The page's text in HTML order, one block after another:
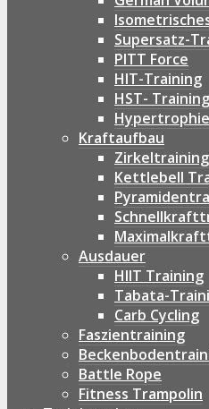
Supersatz-
PITT Force
HIT-Training
HST- Training
Kraftaufbau
Zirkeltraining
Kettlebell
Ausdauer
HIIT Training
Tabata-
Carb Cycling
Faszientraining
Battle Rope
Fitness Trampolin